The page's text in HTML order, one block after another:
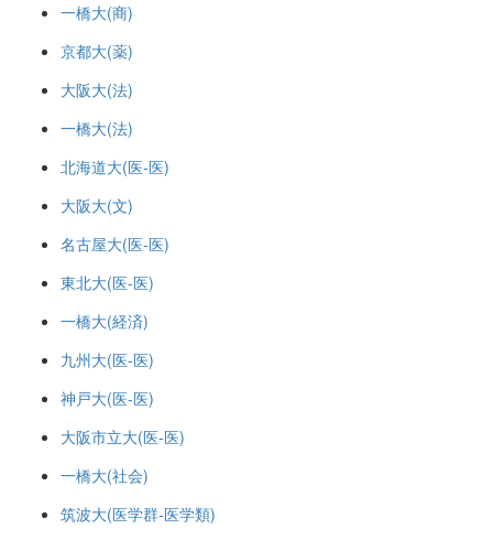
一橋大(商)
京都大(薬)
大阪大(法)
一橋大(法)
北海道大(医-医)
大阪大(文)
名古屋大(医-医)
東北大(医-医)
一橋大(経済)
九州大(医-医)
神戸大(医-医)
大阪市立大(医-医)
一橋大(社会)
筑波大(医学群-医学類)